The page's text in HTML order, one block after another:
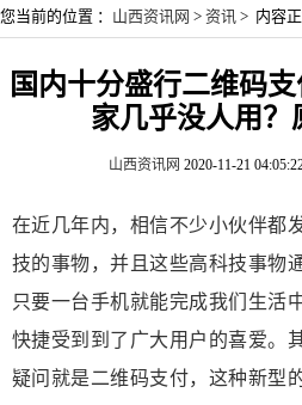
您当前的位置 ： 山西资讯网 > 资讯 > 内容
国内十分盛行二维码
家几乎没人用？
山西资讯网 2020-11-21
在近几年内，相信不少小伙伴都
技的事物，并且这些高科技事物
只要一台手机就能完成我们生活
快捷受到到了广大用户的喜爱。
疑问就是二维码支付，这种新型